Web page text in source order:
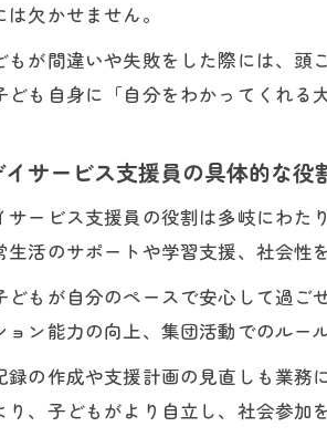
欠かせません。
もが間違いや失敗をした際には、頭
ども自身に「自分をわかってくれる
サービス支援員の具体的な役
サービス支援員の役割は多岐にわ
生活のサポートや学習支援、社会性
どもが自分のペースで安心して過
ョン能力の向上、集団活動でのルー
録の作成や支援計画の見直しも業
り、子どもがより自立し、社会参加